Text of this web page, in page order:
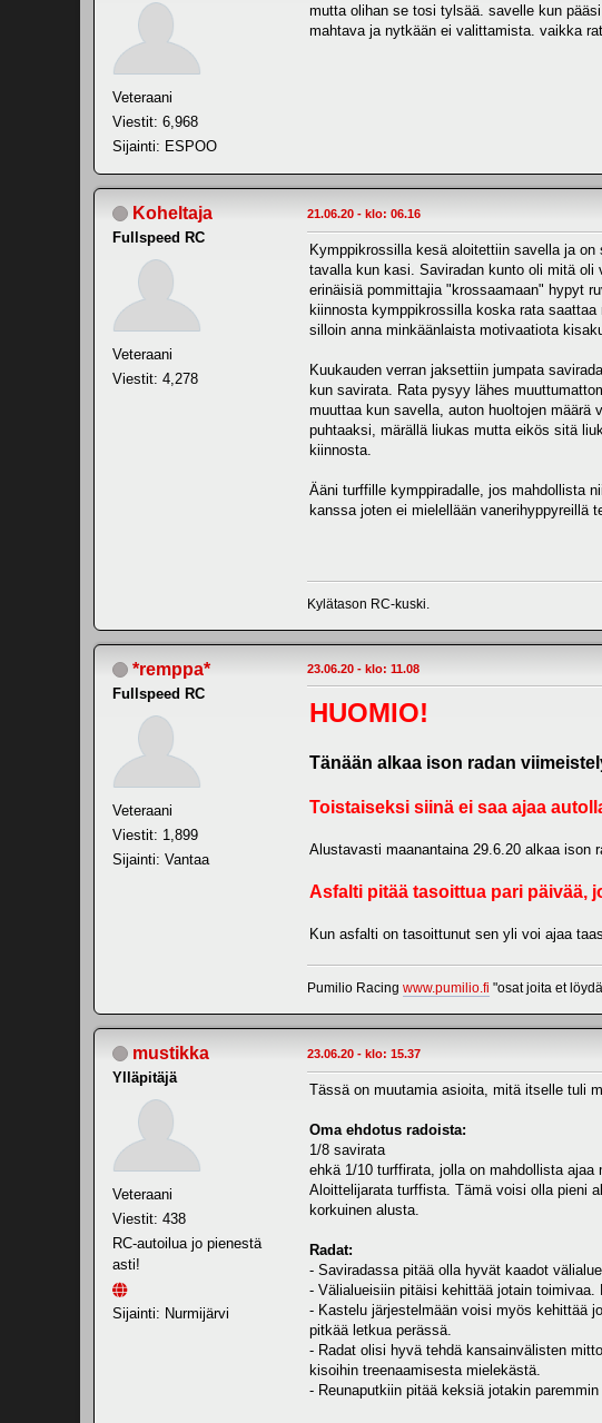
Veteraani
Viestit: 6,968
Sijainti: ESPOO
mutta olihan se tosi tylsää. savelle kun
mahtava ja nytkään ei valittamista. vaikka
Koheltaja
Fullspeed RC
Veteraani
Viestit: 4,278
21.06.20 - klo: 06.16
Kymppikrossilla kesä aloitettiin savella ja
tavalla kun kasi. Saviradan kunto oli mitä
erinäisiä pommittajia "krossaamaan" hypyt
kiinnosta kymppikrossilla koska rata
silloin anna minkäänlaista motivaatiota
Kuukauden verran jaksettiin jumpata
kun savirata. Rata pysyy lähes
muuttaa kun savella, auton huoltojen määrä
puhtaaksi, märällä liukas mutta eikös sitä
kiinnosta.
Ääni turffille kymppiradalle, jos mahdollista
kanssa joten ei mielellään vanerihyppyreillä
Kylätason RC-kuski.
*remppa*
Fullspeed RC
Veteraani
Viestit: 1,899
Sijainti: Vantaa
23.06.20 - klo: 11.08
HUOMIO!
Tänään alkaa ison radan
Toistaiseksi siinä ei saa ajaa
Alustavasti maanantaina 29.6.20 alkaa ison
Asfalti pitää tasoittua pari päivää,
Kun asfalti on tasoittunut sen yli voi ajaa
Pumilio Racing www.pumilio.fi "osat joita et
mustikka
Ylläpitäjä
Veteraani
Viestit: 438
RC-autoilua jo pienestä
asti!
Sijainti: Nurmijärvi
23.06.20 - klo: 15.37
Tässä on muutamia asioita, mitä itselle tuli
Oma ehdotus radoista:
1/8 savirata
ehkä 1/10 turffirata, jolla on mahdollista
Aloittelijarata turffista. Tämä voisi olla pieni
korkuinen alusta.
Radat:
- Saviradassa pitää olla hyvät kaadot
- Välialueisiin pitäisi kehittää jotain
- Kastelu järjestelmään voisi myös kehittää
pitkää letkua perässä.
- Radat olisi hyvä tehdä kansainvälisten
kisoihin treenaamisesta mielekästä.
- Reunaputkiin pitää keksiä jotakin